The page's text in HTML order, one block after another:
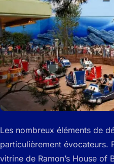
Les nombreux éléments de
particulièrement évocateurs.
vitrine de Ramon’s House of